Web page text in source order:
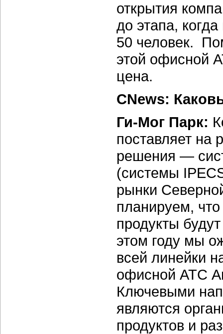
открытия
до этапа,
50 человек.
этой офисной
цена.
CNews:
Ги-Мог Парк:
поставляет на
решения —
(системы
рынки
планируем,
продукты
этом году мы
всей линейки
офисной АТС
Ключевыми
являются
продуктов и